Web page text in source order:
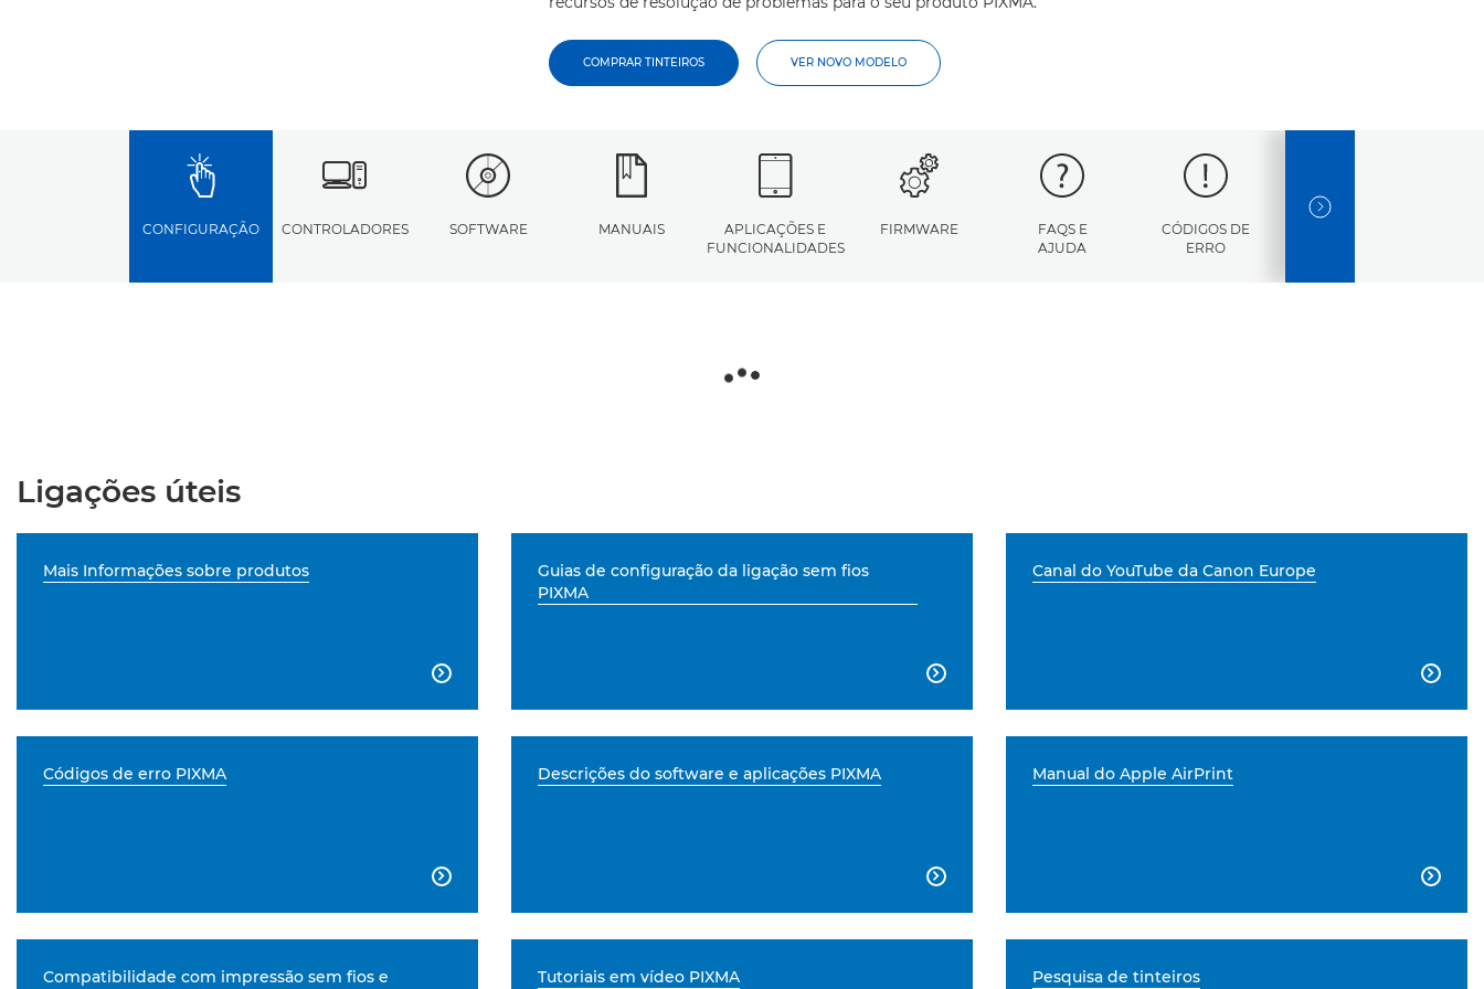
COMPRAR TINTEIROS VER NOVO MODELO
CONFIGURAÇÃO CONTROLADORES SOFTWARE MANUAIS
APLICAÇÕES E
FUNCIONALIDADES
FIRMWARE
FAQS E
AJUDA
CÓDIGOS DE
ERRO
NEXT SLIDE
Ligações úteis
Mais Informações sobre produtos

Guias de configuração da ligação sem fios
PIXMA

Canal do YouTube da Canon Europe

Códigos de erro PIXMA

Descrições do software e aplicações PIXMA

Manual do Apple AirPrint

Compatibilidade com impressão sem fios e Tutoriais em vídeo PIXMA Pesquisa de tinteiros